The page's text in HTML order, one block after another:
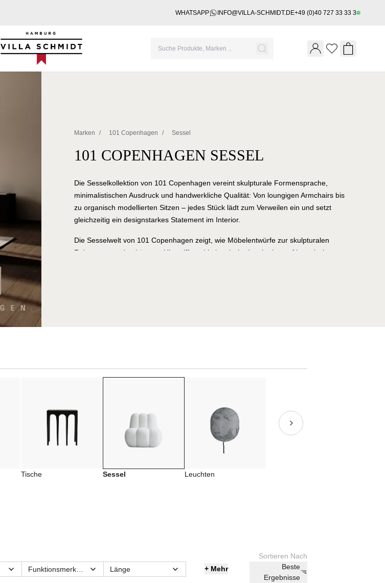
WHATSAPP INFO@VILLA-SCHMIDT.DE+49 (0)40 727 33 33 3
Villa Schmidt
Wishlist
Marken / 101 Copenhagen / Sessel
101 COPENHAGEN SESSEL
Die Sesselkollektion von 101 Copenhagen vereint skulpturale Formensprache,
minimalistischen Ausdruck und handwerkliche Qualität: Von loungigen Armchairs bis
zu organisch modellierten Sitzen – jedes Stück lädt zum Verweilen ein und setzt
gleichzeitig ein designstarkes Statement im Interior.
Die Sesselwelt von 101 Copenhagen zeigt, wie Möbelentwürfe zur skulpturalen
Ruhezone werden können: Hier trifft architektonische Inspiration auf japanisch
Tische Sessel Leuchten
Funktionsmerkmale
Länge
+ Mehr
Sortieren Nach
Beste
Ergebnisse